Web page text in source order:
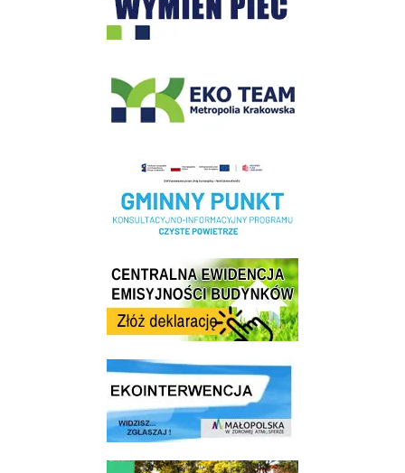
Realizacja Programu Czyste Powietrze w Gminie Wieliczka
Centrala Ewidencja Emisyjności Budynków - złóż deklarację
link do strony ekointerwencja dot.- powietrza
link do strony - Wielicki Budżet Obywatelski